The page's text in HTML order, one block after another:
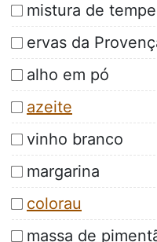
mistura de
ervas da
alho em pó
azeite
vinho branco
margarina
colorau
massa de